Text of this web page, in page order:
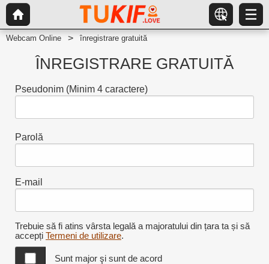
Webcam Online înregistrare gratuită
ÎNREGISTRARE GRATUITĂ
Pseudonim (Minim 4 caractere)
Parolă
E-mail
Trebuie să fi atins vârsta legală a majoratului din țara ta și să
accepți Termeni de utilizare.
Sunt major şi sunt de acord